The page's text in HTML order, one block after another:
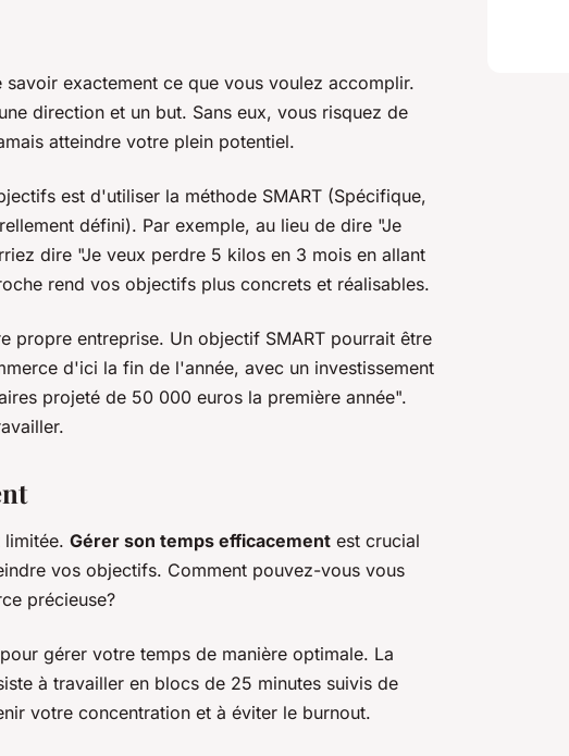
exactement ce que vous voulez accomplir.
direction et un but. Sans eux, vous risquez de
atteindre votre plein potentiel.
est d'utiliser la méthode SMART (Spécifique,
défini). Par exemple, au lieu de dire "Je
dire "Je veux perdre 5 kilos en 3 mois en allant
rend vos objectifs plus concrets et réalisables.
propre entreprise. Un objectif SMART pourrait être
d'ici la fin de l'année, avec un investissement
projeté de 50 000 euros la première année".
limitée. Gérer son temps efficacement est crucial
vos objectifs. Comment pouvez-vous vous
précieuse?
gérer votre temps de manière optimale. La
à travailler en blocs de 25 minutes suivis de
votre concentration et à éviter le burnout.